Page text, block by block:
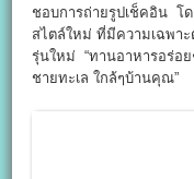
ชอบการถ่ายรูปเช็คอิน โ
สไตล์ใหม่ ที่มีความเฉพา
รุ่นใหม่ “ทานอาหารอร่อ
ชายทะเล ใกล้ๆบ้านคุณ”